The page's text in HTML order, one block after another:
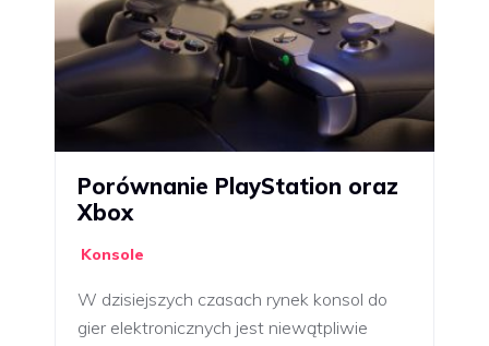
Porównanie PlayStation oraz
Xbox
Konsole
W dzisiejszych czasach rynek konsol do
gier elektronicznych jest niewątpliwie